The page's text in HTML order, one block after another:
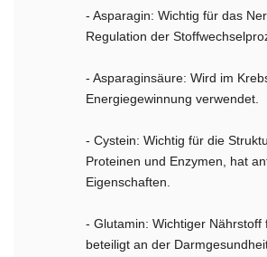
- Asparagin: Wichtig für das
Regulation der
- Asparaginsäure: Wird im
Energiegewinnung verwendet.
- Cystein: Wichtig für die
Proteinen und Enzymen, hat
Eigenschaften.
- Glutamin: Wichtiger Nährstoff
beteiligt an der